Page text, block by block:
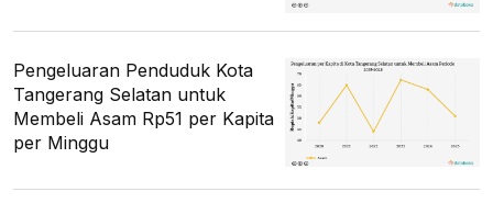
Pengeluaran Penduduk Kota
Tangerang Selatan untuk
Membeli Asam Rp51 per Kapita
per Minggu